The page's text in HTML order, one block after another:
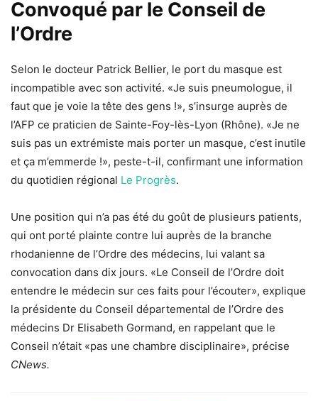
Convoqué par le Conseil de
l’Ordre
Selon le docteur Patrick Bellier, le port du masque est
incompatible avec son activité. «Je suis pneumologue, il
faut que je voie la tête des gens !», s’insurge auprès de
l’AFP ce praticien de Sainte-Foy-lès-Lyon (Rhône). «Je ne
suis pas un extrémiste mais porter un masque, c’est inutile
et ça m’emmerde !», peste-t-il, confirmant une information
du quotidien régional Le Progrès.
Une position qui n’a pas été du goût de plusieurs patients,
qui ont porté plainte contre lui auprès de la branche
rhodanienne de l’Ordre des médecins, lui valant sa
convocation dans dix jours. «Le Conseil de l’Ordre doit
entendre le médecin sur ces faits pour l’écouter», explique
la présidente du Conseil départemental de l’Ordre des
médecins Dr Elisabeth Gormand, en rappelant que le
Conseil n’était «pas une chambre disciplinaire», précise
CNews.